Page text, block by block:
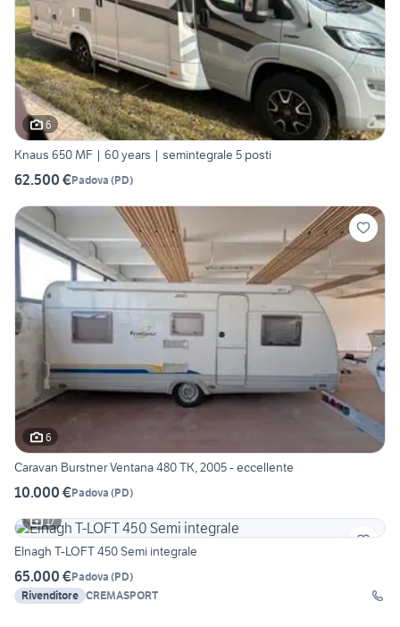
6
Knaus 650 MF | 60 years | semintegrale 5 posti
62.500 €Padova (PD)
6
Caravan Burstner Ventana 480 TK, 2005 - eccellente
10.000 €Padova (PD)
17
Elnagh T-LOFT 450 Semi integrale
65.000 €Padova (PD)
Rivenditore CREMASPORT